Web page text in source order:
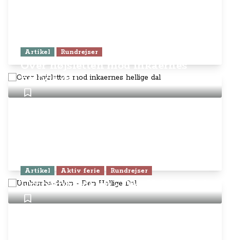
Artikel Rundrejser
Over højsletten mod inkaernes
hellige dal
Artikel Aktiv ferie Rundrejser
Urubamba-dalen - Den Hellige Dal